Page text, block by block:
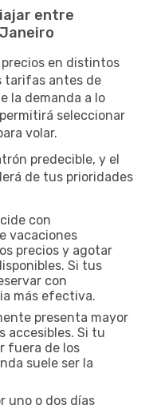
entre
en distintos
tarifas antes de
la demanda a lo
seleccionar
volar.
predecible, y el
de tus prioridades
con
vacaciones
precios y agotar
Si tus
con
más efectiva.
presenta mayor
accesibles. Si tu
fuera de los
suele ser la
uno o dos días